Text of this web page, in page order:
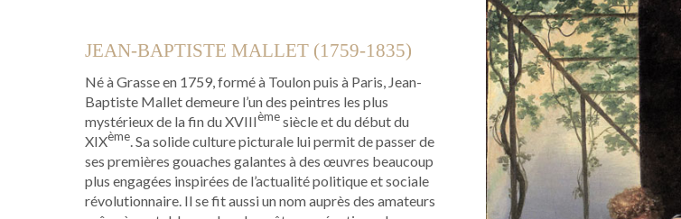
JEAN-BAPTISTE MALLET (1759-1835)
Né à Grasse en 1759, formé à Toulon puis à Paris, Jean-
Baptiste Mallet demeure l’un des peintres les plus
mystérieux de la fin du XVIIIèmesiècle et du début du
XIXème. Sa solide culture picturale lui permit de passer de
ses premières gouaches galantes à des œuvres beaucoup
plus engagées inspirées de l’actualité politique et sociale
révolutionnaire. Il se fit aussi un nom auprès des amateurs